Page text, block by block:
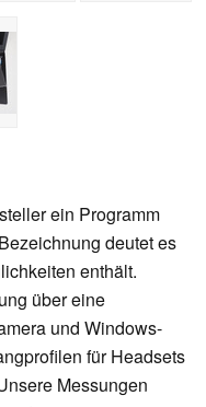
ein Programm
deutet es
enthält.
über eine
und Windows-
für Headsets
Messungen